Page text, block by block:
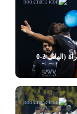
هدفا مباراة (الهلال 2-0